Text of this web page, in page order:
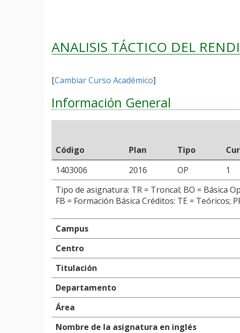
ANALISIS TÁCTICO DEL
[Cambiar Curso Académico]
Información General
Código Plan Tipo
Tipo de asignatura: TR = Troncal; BO = Básica
FB = Formación Básica Créditos: TE = Teóricos;
1403006 2016 OP 1
Campus
Centro
Titulación
Departamento
Área
Nombre de la asignatura en inglés